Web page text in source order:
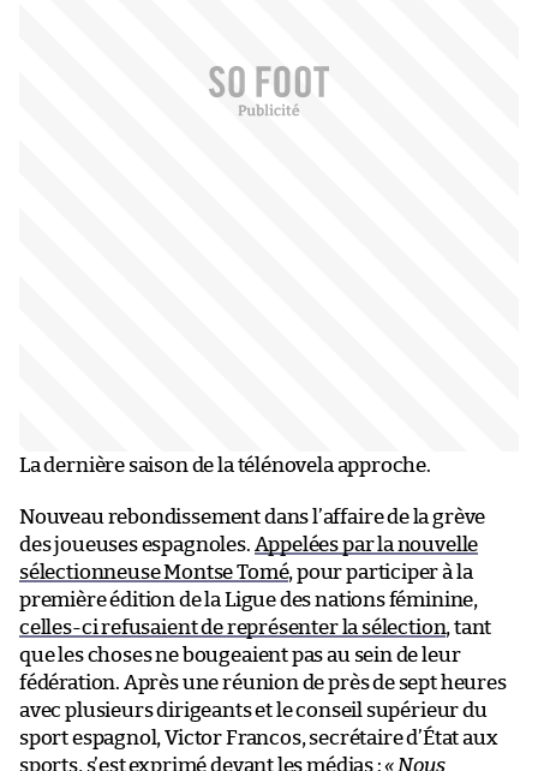
La dernière saison de la télénovela approche.
Nouveau rebondissement dans l’affaire de la grève
des joueuses espagnoles. Appelées par la nouvelle
sélectionneuse Montse Tomé, pour participer à la
première édition de la Ligue des nations féminine,
celles-ci refusaient de représenter la sélection, tant
que les choses ne bougeaient pas au sein de leur
fédération. Après une réunion de près de sept heures
avec plusieurs dirigeants et le conseil supérieur du
sport espagnol, Victor Francos, secrétaire d’État aux
sports, s’est exprimé devant les médias :« Nous